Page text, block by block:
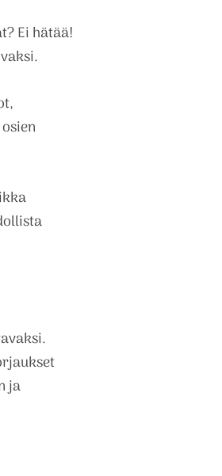
Ei hätää!
ja